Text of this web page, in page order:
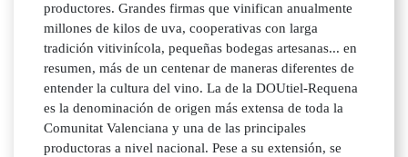
productores. Grandes firmas que vinifican anualmente
millones de kilos de uva, cooperativas con larga
tradición vitivinícola, pequeñas bodegas artesanas... en
resumen, más de un centenar de maneras diferentes de
entender la cultura del vino. La de la DOUtiel-Requena
es la denominación de origen más extensa de toda la
Comunitat Valenciana y una de las principales
productoras a nivel nacional. Pese a su extensión, se